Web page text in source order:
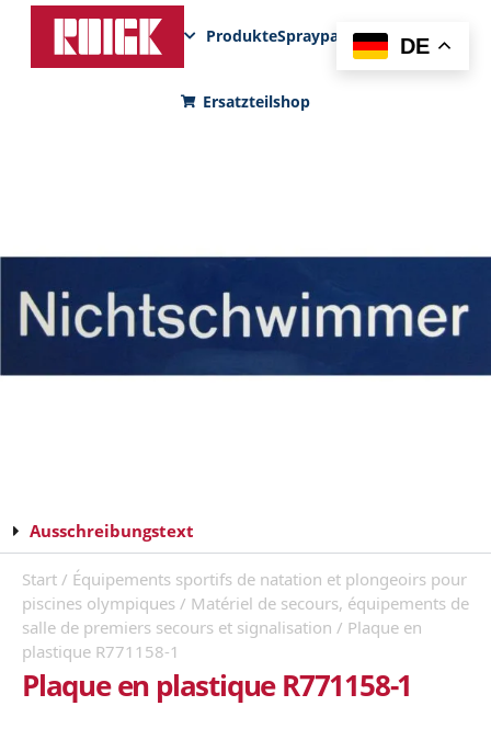
ProdukteSprayparksFunPadNews
Ersatzteilshop
Ausschreibungstext
Start / Équipements sportifs de natation et plongeoirs pour
piscines olympiques / Matériel de secours, équipements de
salle de premiers secours et signalisation / Plaque en
plastique R771158-1
Plaque en plastique R771158-1
DE